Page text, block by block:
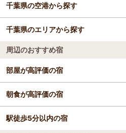
御宿駅
安房鴨川駅
大多喜駅
鵜原駅
東京ディズニーランド(R)
鴨川シーワールド
マザー牧場
幕張メッセ
千葉県の空港から探す
成田空港
千葉県のエリアから探す
舞浜・浦安・船橋・幕張
松戸・柏・野田
周辺のおすすめ宿
部屋が高評価の宿
THE ONJUKU terrace
南房総 勝浦 翠海
朝食が高評価の宿
THE ONJUKU terrace
駅徒歩5分以内の宿